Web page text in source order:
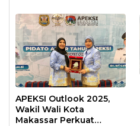
APEKSI Outlook 2025,
Wakil Wali Kota
Makassar Perkuat